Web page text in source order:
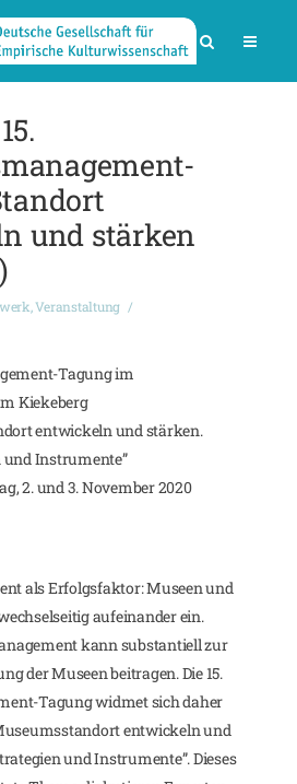
und stärken
,Veranstaltung
Tagung im
Kiekeberg
entwickeln und stärken.
und Instrumente”
2. und 3. November 2020
als Erfolgsfaktor: Museen und
aufeinander ein.
kann substantiell zur
der Museen beitragen. Die 15.
Tagung widmet sich daher
entwickeln und
und Instrumente”. Dieses